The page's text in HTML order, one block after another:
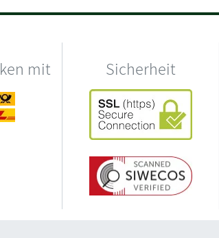
mit Sicherheit